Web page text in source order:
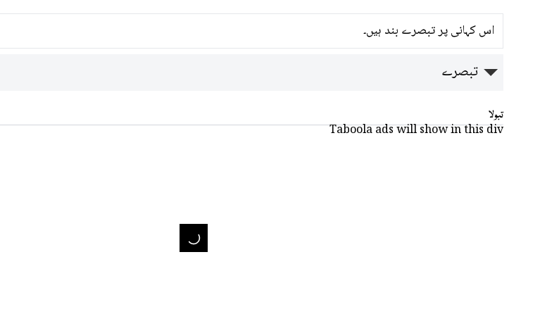
اس کہانی پر تبصرے بند ہیں۔
تبصرے
تبولا
Taboola ads will show in this div